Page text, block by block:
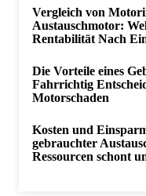
Vergleich von
Austauschmotor:
Rentabilität Nach
Die Vorteile eines
Fahrrichtig
Motorschaden
Kosten und
gebrauchter
Ressourcen schont